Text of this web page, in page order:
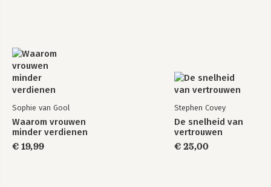
Sophie van Gool
Waarom vrouwen
minder verdienen
€ 19,99
Stephen Covey
De snelheid van
vertrouwen
€ 25,00